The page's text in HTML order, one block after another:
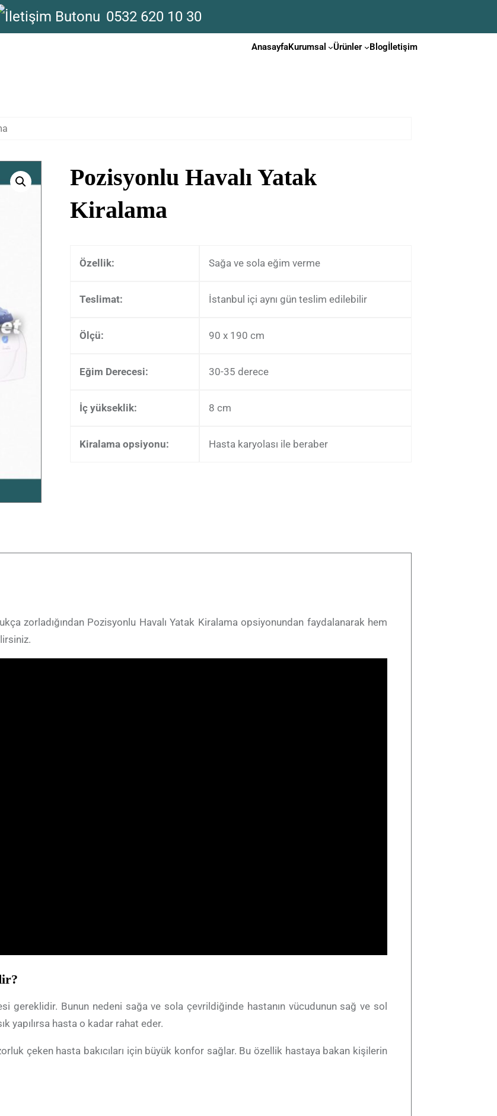
0532 620 10 30
AnasayfaKurumsal Ürünler Blogİletişim
Pozisyonlu Havalı Yatak
Kiralama
Özellik: Sağa ve sola eğim verme
Teslimat: İstanbul içi aynı gün teslim edilebilir
Ölçü: 90 x 190 cm
Eğim Derecesi: 30-35 derece
İç yükseklik: 8 cm
Kiralama opsiyonu: Hasta karyolası ile beraber
zorladığından Pozisyonlu Havalı Yatak Kiralama opsiyonundan faydalanarak hem
gereklidir. Bunun nedeni sağa ve sola çevrildiğinde hastanın vücudunun sağ ve sol
yapılırsa hasta o kadar rahat eder.
çeken hasta bakıcıları için büyük konfor sağlar. Bu özellik hastaya bakan kişilerin